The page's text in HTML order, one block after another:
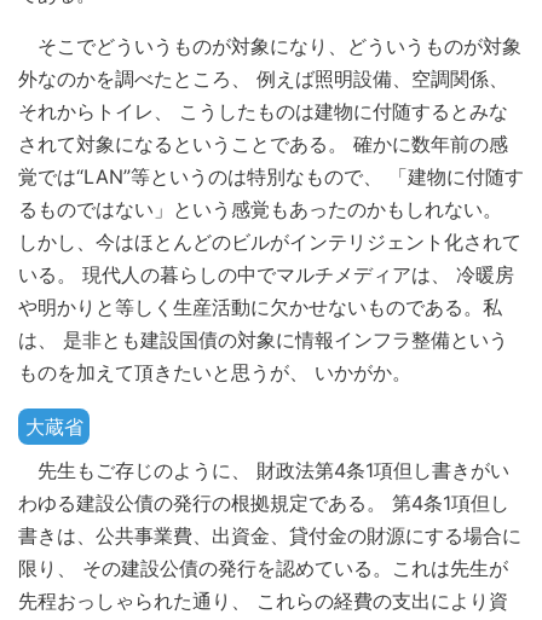
そこでどういうものが対象になり、どういうものが対象
外なのかを調べたところ、 例えば照明設備、空調関係、
それからトイレ、 こうしたものは建物に付随するとみな
されて対象になるということである。 確かに数年前の感
覚では“LAN”等というのは特別なもので、 「建物に付随す
るものではない」という感覚もあったのかもしれない。
しかし、今はほとんどのビルがインテリジェント化されて
いる。 現代人の暮らしの中でマルチメディアは、 冷暖房
や明かりと等しく生産活動に欠かせないものである。私
は、 是非とも建設国債の対象に情報インフラ整備という
ものを加えて頂きたいと思うが、 いかがか。
大蔵省
先生もご存じのように、 財政法第4条1項但し書きがい
わゆる建設公債の発行の根拠規定である。 第4条1項但し
書きは、公共事業費、出資金、貸付金の財源にする場合に
限り、 その建設公債の発行を認めている。これは先生が
先程おっしゃられた通り、 これらの経費の支出により資